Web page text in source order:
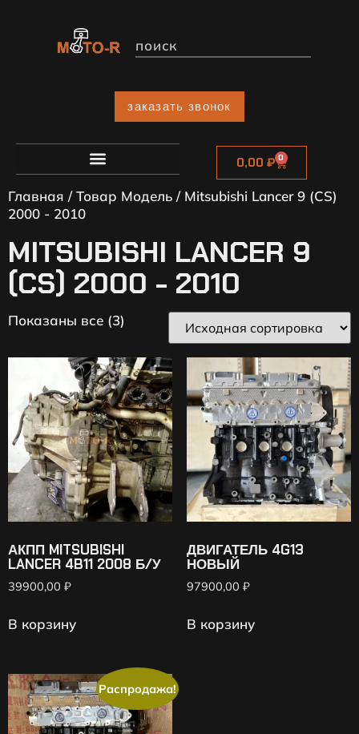
заказать звонок
0,00 ₽ 0
Главная / Товар Модель / Mitsubishi Lancer 9 (CS)
2000 - 2010
MITSUBISHI LANCER 9
(CS) 2000 - 2010
Показаны все (3)
АКПП MITSUBISHI
LANCER 4B11 2008 Б/У
39900,00 ₽
В корзину
ДВИГАТЕЛЬ 4G13
НОВЫЙ
97900,00 ₽
В корзину
Распродажа!